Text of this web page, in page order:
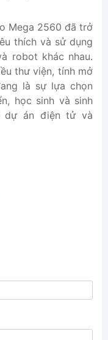
Mega 2560 đã trở
thích và sử dụng
robot khác nhau.
thư viện, tính mở
là sự lựa chọn
học sinh và sinh
dự án điện tử và